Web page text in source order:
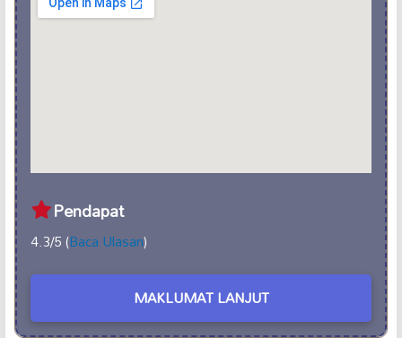
Pendapat
4.3/5 (Baca Ulasan)
MAKLUMAT LANJUT